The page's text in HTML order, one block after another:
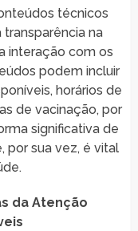
técnicos
na
interação com os
podem incluir
horários de
de vacinação, por
significativa de
por sua vez, é vital
da Atenção